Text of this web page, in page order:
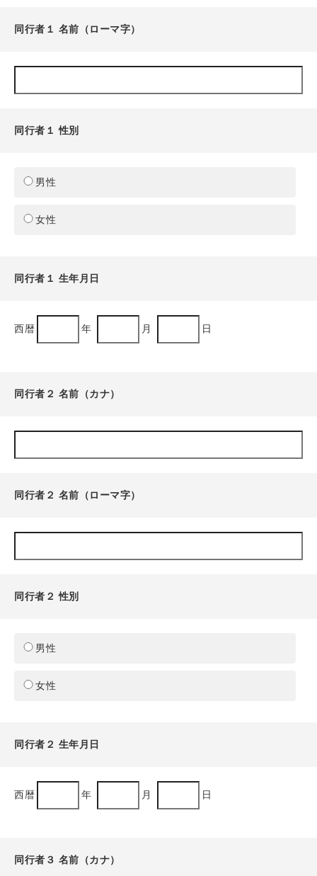
同行者１ 名前（ローマ字）
同行者１ 性別
男性
女性
同行者１ 生年月日
西暦 年 月 日
同行者２ 名前（カナ）
同行者２ 名前（ローマ字）
同行者２ 性別
男性
女性
同行者２ 生年月日
西暦 年 月 日
同行者３ 名前（カナ）